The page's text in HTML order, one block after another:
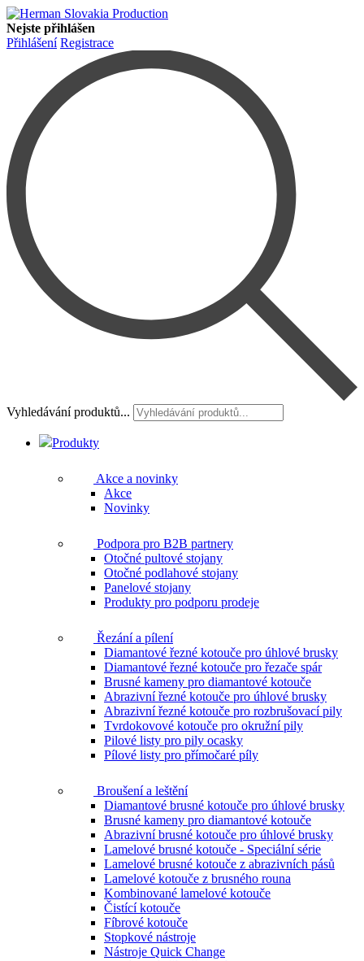
Nejste přihlášen
Přihlášení Registrace
Vyhledávání produktů...
Produkty
Akce a novinky
Akce
Novinky
Podpora pro B2B partnery
Otočné pultové stojany
Otočné podlahové stojany
Panelové stojany
Produkty pro podporu prodeje
Řezání a pílení
Diamantové řezné kotouče pro úhlové brusky
Diamantové řezné kotouče pro řezače spár
Brusné kameny pro diamantové kotouče
Abrazivní řezné kotouče pro úhlové brusky
Abrazivní řezné kotouče pro rozbrušovací pily
Tvrdokovové kotouče pro okružní pily
Pilové listy pro pily ocasky
Pílové listy pro přímočaré píly
Broušení a leštění
Diamantové brusné kotouče pro úhlové brusky
Brusné kameny pro diamantové kotouče
Abrazivní brusné kotouče pro úhlové brusky
Lamelové brusné kotouče - Speciální série
Lamelové brusné kotouče z abrazivních pásů
Lamelové kotouče z brusného rouna
Kombinované lamelové kotouče
Čistící kotouče
Fíbrové kotouče
Stopkové nástroje
Nástroje Quick Change